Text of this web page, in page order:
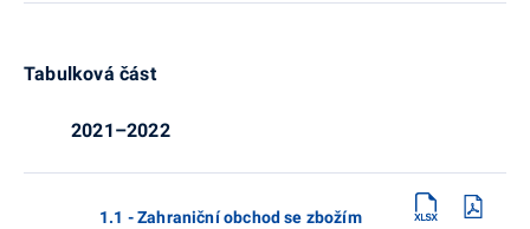
Tabulková část
2021–2022
1.1 - Zahraniční obchod se zbožím